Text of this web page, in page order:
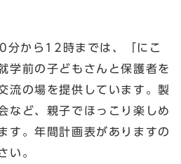
分から12時までは、「にこ
学前の子どもさんと保護者を
流の場を提供しています。製
など、親子でほっこり楽しめ
す。年間計画表がありますの
い。